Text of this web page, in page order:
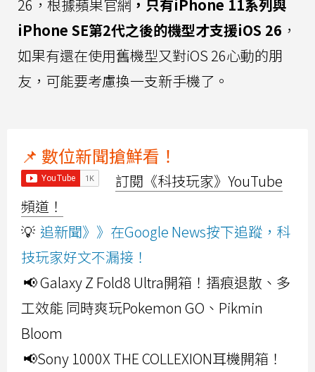
26，根據蘋果官網 ，只有iPhone 11系列與
iPhone SE第2代之後的機型才支援iOS 26 ，
如果有還在使用舊機型又對iOS 26心動的朋
友，可能要考慮換一支新手機了。
📌 數位新聞搶鮮看！
訂閱《科技玩家》YouTube
頻道！
💡 追新聞》》在Google News按下追蹤，科
技玩家好文不漏接！
📢 Galaxy Z Fold8 Ultra開箱！摺痕退散、多
工效能 同時爽玩Pokemon GO、Pikmin
Bloom
📢Sony 1000X THE COLLEXION耳機開箱！